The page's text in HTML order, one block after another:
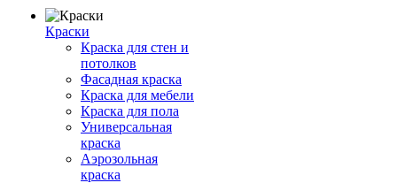
Краски
Краска для стен и
потолков
Фасадная краска
Краска для мебели
Краска для пола
Универсальная
краска
Аэрозольная
краска